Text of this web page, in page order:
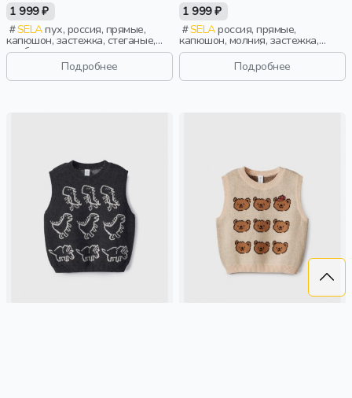
1 999 ₽
SELAпух, россия, прямые,
капюшон, застежка, стеганые,
свободные, прорези, принт,
непромокаемые, воротник,
воротник-стойка, девочки, дети
Подробнее
1 999 ₽
SELAроссия, прямые,
капюшон, молния, застежка,
стеганые, прорези,
непромокаемые, воротник,
воротник-стойка, мальчики, дети
Подробнее